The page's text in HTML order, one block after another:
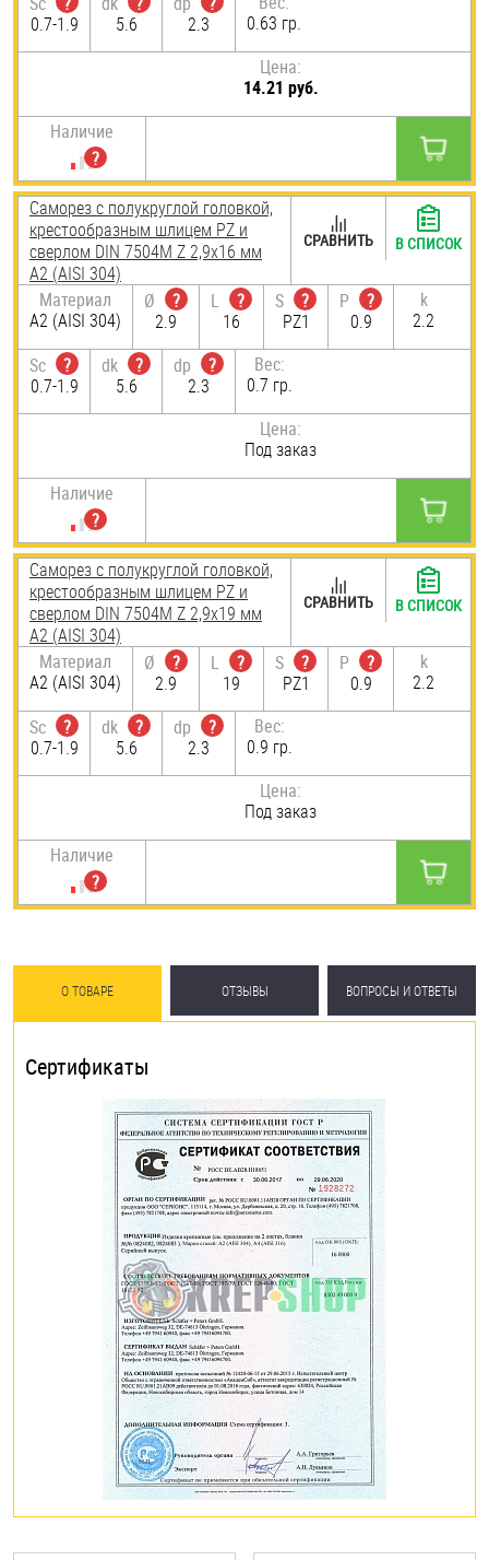
0.7-1.9
5.6
2.3
0.63 гр.
Цена:
14.21 руб.
Наличие
Саморез с полукруглой головкой,
крестообразным шлицем PZ и
сверлом DIN 7504M Z 2,9х16 мм
А2 (AISI 304)
Материал
А2 (AISI 304)
Ø
?
2.9
L
?
16
S
?
PZ1
P
?
0.9
k
2.2
Sc
?
0.7-1.9
dk
?
5.6
dp
?
2.3
Вес:
0.7 гр.
Цена:
Под заказ
Наличие
СРАВНИТЬ В СПИСОК
Саморез с полукруглой головкой,
крестообразным шлицем PZ и
сверлом DIN 7504M Z 2,9х19 мм
А2 (AISI 304)
Материал
А2 (AISI 304)
Ø
?
2.9
L
?
19
S
?
PZ1
P
?
0.9
k
2.2
Sc
?
0.7-1.9
dk
?
5.6
dp
?
2.3
Вес:
0.9 гр.
Цена:
Под заказ
Наличие
СРАВНИТЬ В СПИСОК
О ТОВАРЕ ОТЗЫВЫ ВОПРОСЫ И ОТВЕТЫ
Сертификаты